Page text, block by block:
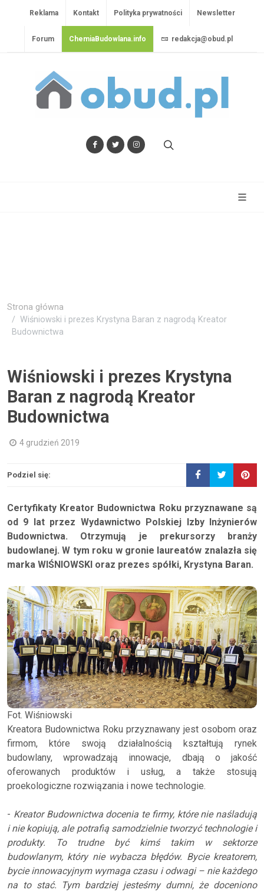
Reklama Kontakt Polityka prywatności Newsletter
Forum ChemiaBudowlana.info redakcja@obud.pl
Strona główna
Wiśniowski i prezes Krystyna Baran z nagrodą Kreator
Budownictwa
Wiśniowski i prezes Krystyna
Baran z nagrodą Kreator
Budownictwa
4 grudzień 2019
Podziel się:
Certyfikaty Kreator Budownictwa Roku przyznawane są
od 9 lat przez Wydawnictwo Polskiej Izby Inżynierów
Budownictwa. Otrzymują je prekursorzy branży
budowlanej. W tym roku w gronie laureatów znalazła się
marka WIŚNIOWSKI oraz prezes spółki, Krystyna Baran.
Fot. Wiśniowski
Kreatora Budownictwa Roku przyznawany jest osobom oraz
firmom, które swoją działalnością kształtują rynek
budowlany, wprowadzają innowacje, dbają o jakość
oferowanych produktów i usług, a także stosują
proekologiczne rozwiązania i nowe technologie.
- Kreator Budownictwa docenia te firmy, które nie naśladują
i nie kopiują, ale potrafią samodzielnie tworzyć technologie i
produkty. To trudne być kimś takim w sektorze
budowlanym, który nie wybacza błędów. Bycie kreatorem,
bycie innowacyjnym wymaga czasu i odwagi – nie każdego
na to stać. Tym bardziej jesteśmy dumni, że doceniono